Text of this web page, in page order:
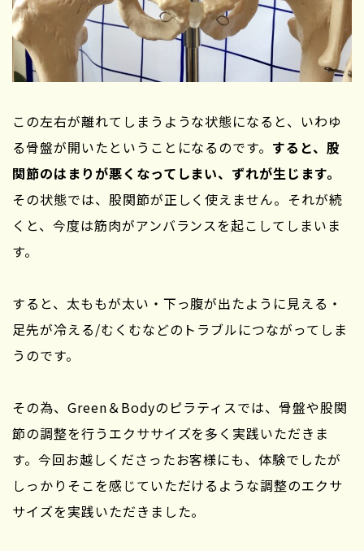
この左右が離れてしまうような状態になると、いわゆ
る骨盤が開いたということになるのです。 すると、股
関節のはまりが悪くなってしまい、ずれが生じます。
その状態では、股関節が正しく使えません。それが続
くと、今度は筋肉がアンバランスを起こしてしまいま
す。
すると、太ももが太い・下っ腹が出たように見える・
足先が冷える/むくむなどのトラブルにつながってしま
うのです。
その為、Green＆Bodyのピラティスでは、骨盤や股関
節の調整を行うエクササイズを多く実践いただきま
す。今回お越しくださったお客様にも、体験でしたが
しっかりそこを感じていただけるような調整のエクサ
サイズを実践いただきました。